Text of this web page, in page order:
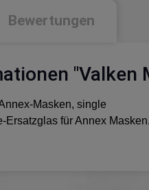
Bewertungen
"Valken
Masken, single
Ersatzglas für Annex